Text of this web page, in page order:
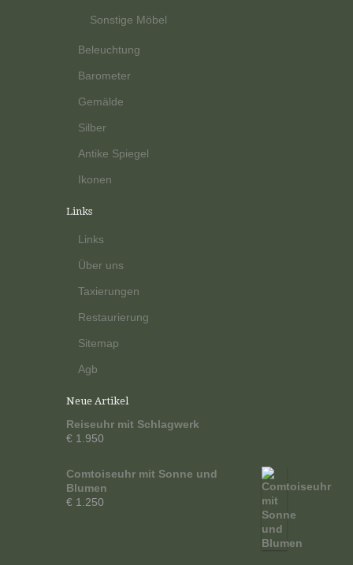
Sonstige Möbel
Beleuchtung
Barometer
Gemälde
Silber
Antike Spiegel
Ikonen
Links
Links
Über uns
Taxierungen
Restaurierung
Sitemap
Agb
Neue Artikel
Reiseuhr mit Schlagwerk
€ 1.950
Comtoiseuhr mit Sonne und
Blumen
€ 1.250